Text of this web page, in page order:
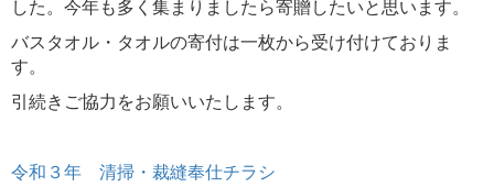
した。今年も多く集まりましたら寄贈したいと思います。
バスタオル・タオルの寄付は一枚から受け付けておりま
す。
引続きご協力をお願いいたします。
令和３年 清掃・裁縫奉仕チラシ